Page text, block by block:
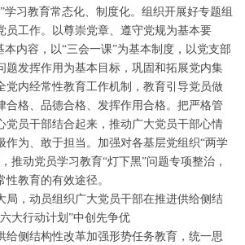
学习教育常态化、制度化。组织开展好专题组
员工作。以尊崇党章、遵守党规为基本要
本内容，以“三会一课”为基本制度，以党支部
题发挥作用为基本目标，巩固和拓展党内集
党内经常性教育工作机制，教育引导党员做
合格、品德合格、发挥作用合格。把严格管
党员干部结合起来，推动广大党员干部心情
作为、敢于担当。加强对各基层党组织“两学
推动党员学习教育“灯下黑”问题专项整治，
教育的有效途径。
局，动员组织广大党员干部在推进供给侧结
大行动计划”中创先争优
给侧结构性改革加强形势任务教育，统一思